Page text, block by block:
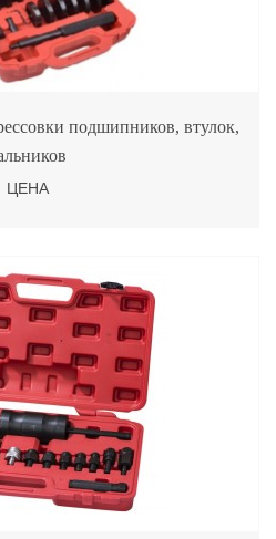
подшипников, втулок,
ЦЕНА